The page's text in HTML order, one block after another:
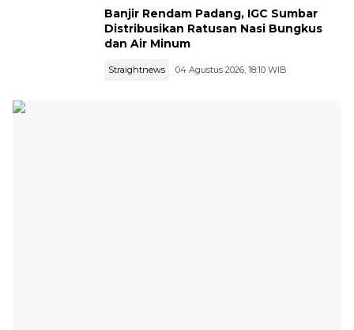
Banjir Rendam Padang, IGC Sumbar
Distribusikan Ratusan Nasi Bungkus
dan Air Minum
Straightnews 04 Agustus 2026, 18:10 WIB